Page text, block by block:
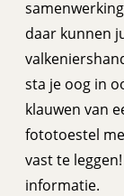
daar kunnen
sta je oog in
klauwen van
fototoestel
vast te
informatie.